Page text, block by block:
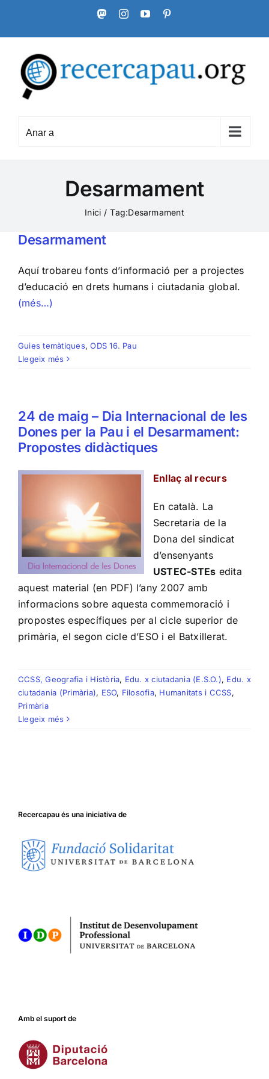
content
MastodonInstagram
YouTube
Anar a
Desarmament
Inici Tag:Desarmament
Desarmament
Aquí trobareu fonts d’informació per a projectes
d’educació en drets humans i ciutadania global.
(més…)
Guies temàtiques,ODS 16. Pau
Llegeix més
24 de maig – Dia Internacional de les
Dones per la Pau i el Desarmament:
Propostes didàctiques
Enllaç al recurs
En català. La
Secretaria de la
Dona del sindicat
d’ensenyants
USTEC-STEs edita
aquest material (en PDF) l’any 2007 amb
informacions sobre aquesta commemoració i
propostes específiques per al cicle superior de
primària, el segon cicle d’ESO i el Batxillerat.
CCSS, Geografia i Història, Edu. x ciutadania (E.S.O.), Edu. x
ciutadania (Primària), ESO, Filosofia, Humanitats i CCSS,
Primària
Llegeix més
Recercapau és una iniciativa de
Amb el suport de